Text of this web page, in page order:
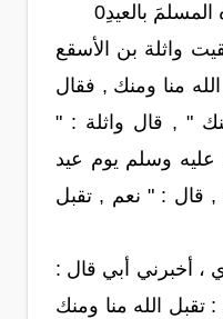
بالعيدِ0
واثلة بن الأسقع
منا ومنك , فقال
" , قال واثلة : "
وسلم يوم عيد
, قال : " نعم , تقبل
، أخبرني أبي قال :
تقبل الله منا ومنك